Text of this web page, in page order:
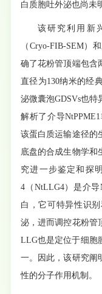
白质胞吐外泌也尚未
该研究利用新
（Cryo-FIB-SEM）
确了花粉管顶端包含
直径为130纳米的经
泌微囊泡GDSVs也
解析了介导
该蛋白质运输途径的
底盘的合成生物学和
究进一步鉴定和探
4（NtLLG4）是介
白，它可特异性识别
泌，进而调控花粉管
LLG也是定位于细胞
一。因此，该研究阐
性的分子作用机制。